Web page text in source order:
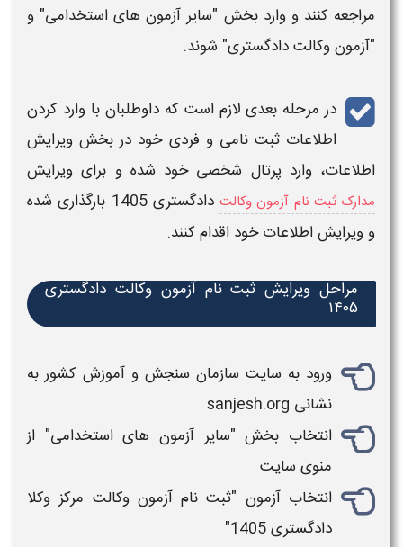
مراجعه کنند و وارد بخش "سایر آزمون های استخدامی" و
"آزمون وکالت دادگستری" شوند.
در مرحله بعدی لازم است که داوطلبان با وارد کردن
اطلاعات ثبت نامی و فردی خود در بخش ویرایش
اطلاعات، وارد پرتال شخصی خود شده و برایویرایش
مدارک ثبت نام آزمون وکالت دادگستری 1405
بارگذاری شده
وویرایش اطلاعاتخود اقدام کنند.
مراحل ویرایش ثبت نام آزمون وکالت دادگستری
۱۴۰۵
ورود به سایت سازمان سنجش و آموزش کشور به
نشانی sanjesh.org
انتخاب بخش "سایر آزمون های استخدامی" از
منوی سایت
انتخابآزمون "ثبت نام آزمون وکالت مرکز وکلا
دادگستری 1405
"